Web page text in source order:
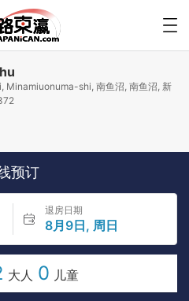
Minamiuonuma-shi, 南鱼沼, 南鱼沼, 新
预订
退房日期
8月9日, 周日
大人 0 儿童